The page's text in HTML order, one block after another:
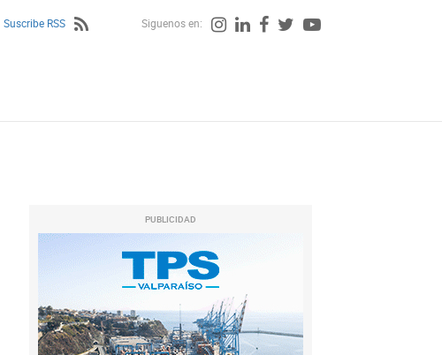
Suscribe RSS Siguenos en:
PUBLICIDAD